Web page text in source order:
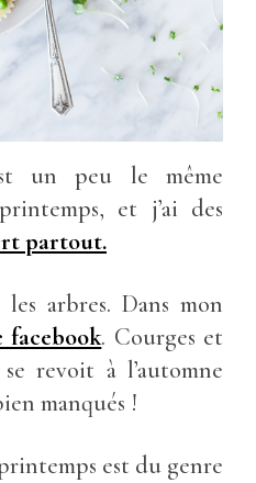
un peu le même
et j’ai des
partout.
arbres. Dans mon
facebook. Courges et
revoit à l’automne
manqués !
est du genre